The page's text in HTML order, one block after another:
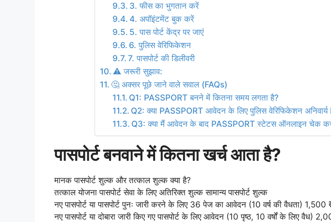
3. फीस का भुगतान करें
4. अपॉइंटमेंट बुक करें
5. पास पोर्ट केंद्र पर जाएं
6. पुलिस वेरिफिकेशन
7. पासपोर्ट की डिलीवरी
⚠️ जरूरी सुझाव:
🤔 अक्सर पूछे जाने वाले सवाल (FAQs)
Q1: PASSPORT बनने में कितना समय लगता है?
Q2: क्या PASSPORT आवेदन के लिए पुलिस वेरिफिकेशन अनिवार्य
Q3: क्या मैं आवेदन के बाद PASSPORT स्टेटस ऑनलाइन चेक
पासपोर्ट बनवाने में कितना खर्च आता है?
मानक पासपोर्ट शुल्क और तत्काल शुल्क क्या है?
तत्काल योजना पासपोर्ट सेवा के लिए अतिरिक्त शुल्क सामान्य पासपोर्ट शुल्क
नए पासपोर्ट या पासपोर्ट पुनः जारी करने के लिए 36 पेज का आवेदन (10 वर्ष की वैधता)
नए पासपोर्ट या दोबारा जारी किए गए पासपोर्ट के लिए आवेदन (10 पृष्ठ, 10 वर्षों के लिए वैध)